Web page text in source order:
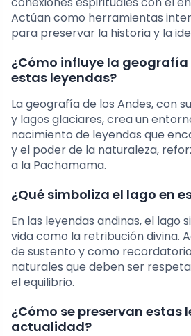
Actúan como herramientas
para preservar la historia y la
¿Cómo influye la geografía
estas leyendas?
La geografía de los Andes, con
y lagos glaciares, crea un
nacimiento de leyendas que
y el poder de la naturaleza,
a la Pachamama.
¿Qué simboliza el lago en
En las leyendas andinas, el lago
vida como la retribución divina.
de sustento y como
naturales que deben ser
el equilibrio.
¿Cómo se preservan estas
actualidad?